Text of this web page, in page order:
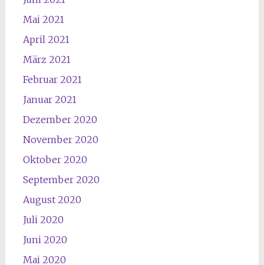
Mai 2021
April 2021
März 2021
Februar 2021
Januar 2021
Dezember 2020
November 2020
Oktober 2020
September 2020
August 2020
Juli 2020
Juni 2020
Mai 2020